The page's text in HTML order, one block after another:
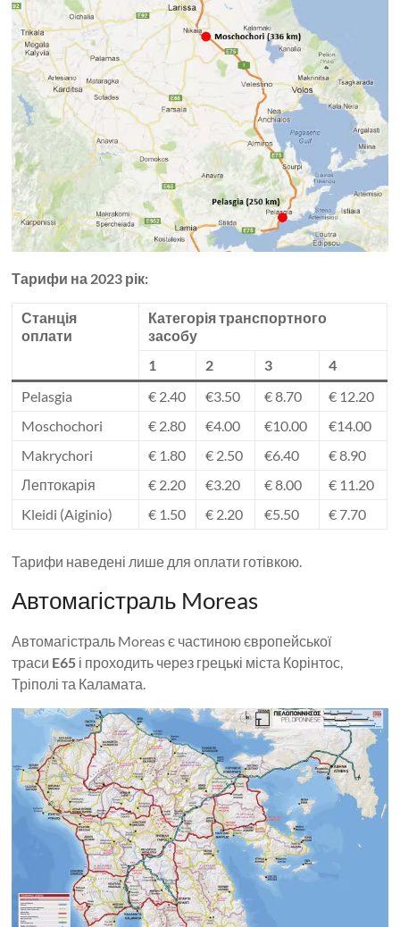
Тарифи на 2023 рік:
Станція
оплати
Категорія транспортного
засобу
1
2 3
4
Pelasgia
€ 2.40 €3.50 € 8.70
€ 12.20
Moschochori
€ 2.80 €4.00 €10.00
€14.00
Makrychori
€ 1.80 € 2.50 €6.40
€ 8.90
Лептокарія
€ 2.20 €3.20 € 8.00
€ 11.20
Kleidi (Aiginio)
€ 1.50 € 2.20 €5.50 € 7.70
Тарифи наведені лише для оплати готівкою.
Автомагістраль Moreas
Автомагістраль Moreas є частиною європейської
траси E65 і проходить через грецькі міста Корінтос,
Тріполі та Каламата.